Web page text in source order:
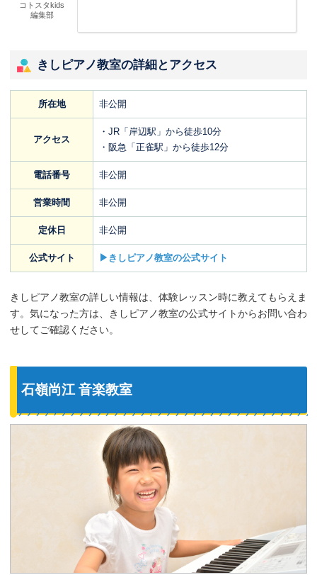
コトスタkids
編集部
きしピアノ教室の詳細とアクセス
所在地 非公開
アクセス
・JR「岸辺駅」から徒歩10分
・阪急「正雀駅」から徒歩12分
電話番号 非公開
営業時間 非公開
定休日 非公開
公式サイト ▶きしピアノ教室の公式サイト
きしピアノ教室の詳しい情報は、体験レッスン時に教えてもらえま
す。気になった方は、きしピアノ教室の公式サイトからお問い合わ
せしてご確認ください。
石嶺尚江 音楽教室